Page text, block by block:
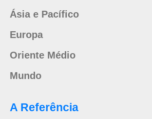
Ásia e Pacífico
Europa
Oriente Médio
Mundo
A Referência